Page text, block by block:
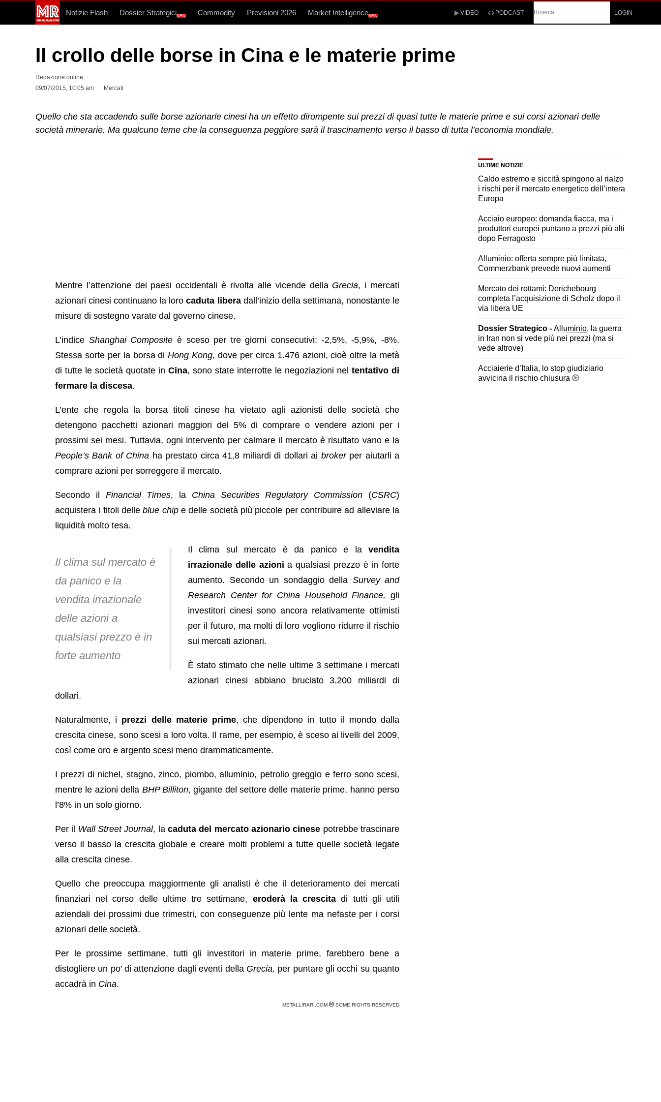
Notizie Flash Dossier StrategiciNEW Commodity Previsioni 2026 Market IntelligenceNEW VIDEO PODCAST
LOGIN
Il crollo delle borse in Cina e le materie prime
Redazione online
09/07/2015, 10:05 am
Mercati
Quello che sta accadendo sulle borse azionarie cinesi ha un effetto dirompente sui prezzi di quasi tutte le materie prime e sui corsi azionari delle
società minerarie. Ma qualcuno teme che la conseguenza peggiore sarà il trascinamento verso il basso di tutta l’economia mondiale.
Mentre l’attenzione dei paesi occidentali è rivolta alle vicende della Grecia, i mercati
azionari cinesi continuano la lorocaduta liberadall’inizio della settimana, nonostante le
misure di sostegno varate dal governo cinese.
L’indice Shanghai Composite è sceso per tre giorni consecutivi: -2,5%, -5,9%, -8%.
Stessa sorte per la borsa diHong Kong, dove per circa 1.476 azioni, cioè oltre la metà
di tutte le società quotate in Cina, sono state interrotte le negoziazioni nel tentativo di
fermare la discesa.
L’ente che regola la borsa titoli cinese ha vietato agli azionisti delle società che
detengono pacchetti azionari maggiori del 5% di comprare o vendere azioni per i
prossimi sei mesi. Tuttavia, ogni intervento per calmare il mercato è risultato vano e la
People’s Bank of China ha prestato circa 41,8 miliardi di dollari ai brokerper aiutarli a
comprare azioni per sorreggere il mercato.
Secondo il Financial Times, la China Securities Regulatory Commission (CSRC)
acquistera i titoli delleblue chipe delle società più piccole per contribuire ad alleviare la
liquidità molto tesa.
Il clima sul mercato è
da panico e la
vendita irrazionale
delle azioni a
qualsiasi prezzo è in
forte aumento
Il clima sul mercato è da panico e la vendita
irrazionale delle azioni a qualsiasi prezzo è in forte
aumento. Secondo un sondaggio della Survey and
Research Center for China Household Finance, gli
investitori cinesi sono ancora relativamente ottimisti
per il futuro, ma molti di loro vogliono ridurre il rischio
sui mercati azionari.
È stato stimato che nelle ultime 3 settimane i mercati
azionari cinesi abbiano bruciato 3.200 miliardi di
dollari.
Naturalmente, i prezzi delle materie prime, che dipendono in tutto il mondo dalla
crescita cinese, sono scesi a loro volta. Il rame, per esempio, è sceso ai livelli del 2009,
così come oro e argento scesi meno drammaticamente.
I prezzi di nichel, stagno, zinco, piombo, alluminio, petrolio greggio e ferro sono scesi,
mentre le azioni della BHP Billiton, gigante del settore delle materie prime, hanno perso
l’8% in un solo giorno.
Per il Wall Street Journal, lacaduta del mercato azionario cinese potrebbe trascinare
verso il basso la crescita globale e creare molti problemi a tutte quelle società legate
alla crescita cinese.
Quello che preoccupa maggiormente gli analisti è che il deterioramento dei mercati
finanziari nel corso delle ultime tre settimane, eroderà la crescita di tutti gli utili
aziendali dei prossimi due trimestri, con conseguenze più lente ma nefaste per i corsi
azionari delle società.
Per le prossime settimane, tutti gli investitori in materie prime, farebbero bene a
distogliere un po’ di attenzione dagli eventi della Grecia, per puntare gli occhi su quanto
accadrà in Cina.
METALLIRARI.COM SOME RIGHTS RESERVED
ULTIME NOTIZIE
Caldo estremo e siccità spingono al rialzo
i rischi per il mercato energetico dell’intera
Europa
Acciaio europeo: domanda fiacca, ma i
produttori europei puntano a prezzi più alti
dopo Ferragosto
Alluminio: offerta sempre più limitata,
Commerzbank prevede nuovi aumenti
Mercato dei rottami: Derichebourg
completa l’acquisizione di Scholz dopo il
via libera UE
Dossier Strategico - Alluminio, la guerra
in Iran non si vede più nei prezzi (ma si
vede altrove)
Acciaierie d’Italia, lo stop giudiziario
avvicina il rischio chiusura